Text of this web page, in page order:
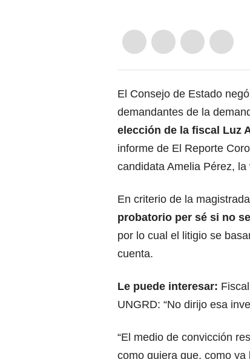
El Consejo de Estado
demandantes de la
elección de la fiscal Luz
informe de El Reporte
candidata Amelia Pérez,
En criterio de la
probatorio per sé si no
por lo cual el litigio se
cuenta.
Le puede interesar:
UNGRD: “No dirijo esa
“El medio de convicción
como quiera que, como